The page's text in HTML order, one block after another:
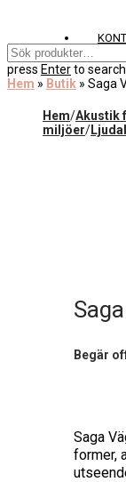
press Enterto search
Hem » Butik » Saga
Hem/Akustik
miljöer/
Begär
Saga
former,